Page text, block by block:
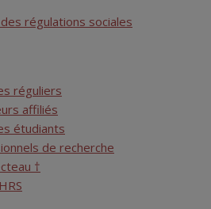
sociales
réguliers
affiliés
étudiants
de recherche
†